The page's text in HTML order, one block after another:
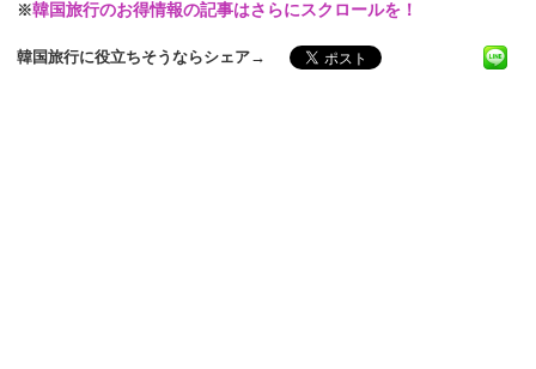
※韓国旅行のお得情報の記事はさらにスクロールを！
韓国旅行に役立ちそうならシェア→